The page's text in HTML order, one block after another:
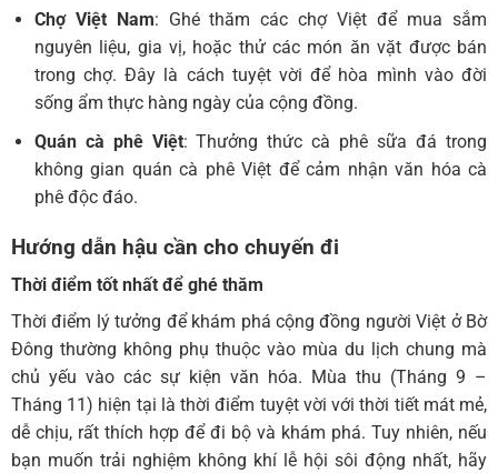
Chợ Việt Nam: Ghé thăm các chợ Việt để mua sắm
nguyên liệu, gia vị, hoặc thử các món ăn vặt được bán
trong chợ. Đây là cách tuyệt vời để hòa mình vào đời
sống ẩm thực hàng ngày của cộng đồng.
Quán cà phê Việt: Thưởng thức cà phê sữa đá trong
không gian quán cà phê Việt để cảm nhận văn hóa cà
phê độc đáo.
Hướng dẫn hậu cần cho chuyến đi
Thời điểm tốt nhất để ghé thăm
Thời điểm lý tưởng để khám phá cộng đồng người Việt ở Bờ
Đông thường không phụ thuộc vào mùa du lịch chung mà
chủ yếu vào các sự kiện văn hóa. Mùa thu (Tháng 9 –
Tháng 11) hiện tại là thời điểm tuyệt vời với thời tiết mát mẻ,
dễ chịu, rất thích hợp để đi bộ và khám phá. Tuy nhiên, nếu
bạn muốn trải nghiệm không khí lễ hội sôi động nhất, hãy